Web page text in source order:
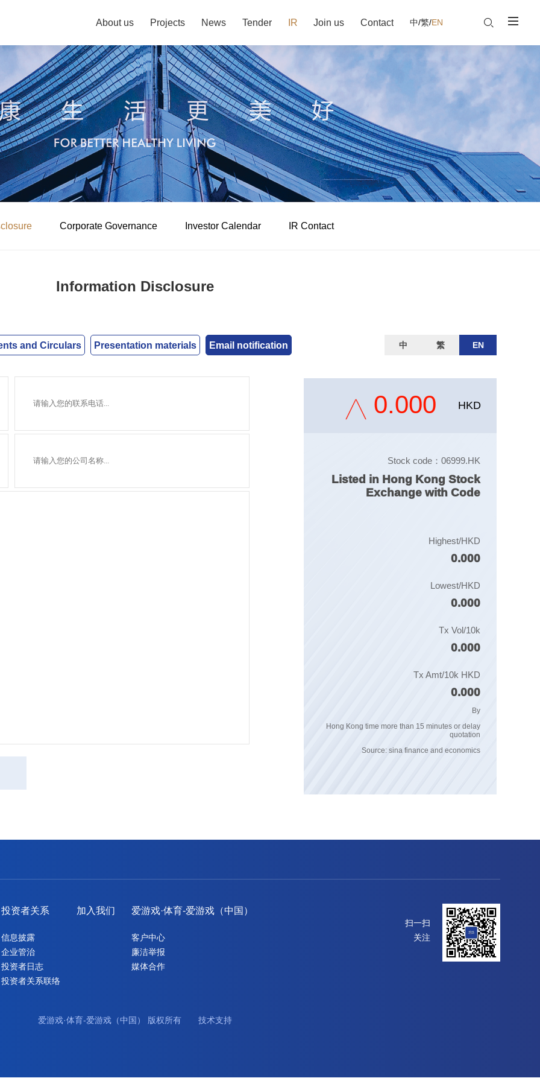
About us Projects News Tender IR Join us Contact 中/繁/EN
Corporate Governance Investor Calendar IR Contact
Information Disclosure
and Circulars Presentation materials Email notification 中 繁 EN
0.000 HKD
Stock code：06999.HK
Listed in Hong Kong Stock
Exchange with Code
Highest/HKD
0.000
Lowest/HKD
0.000
Tx Vol/10k
0.000
Tx Amt/10k HKD
0.000
By
Hong Kong time more than 15 minutes or delay
quotation
Source: sina finance and economics
投资者关系
信息披露
企业管治
投资者日志
投资者关系联络
加入我们 爱游戏·体育-爱游戏（中国）
客户中心
廉洁举报
媒体合作
扫一扫
关注
爱游戏·体育-爱游戏（中国） 版权所有 技术支持